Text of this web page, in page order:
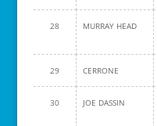
28 MURRAY HEAD
29 CERRONE
30 JOE DASSIN